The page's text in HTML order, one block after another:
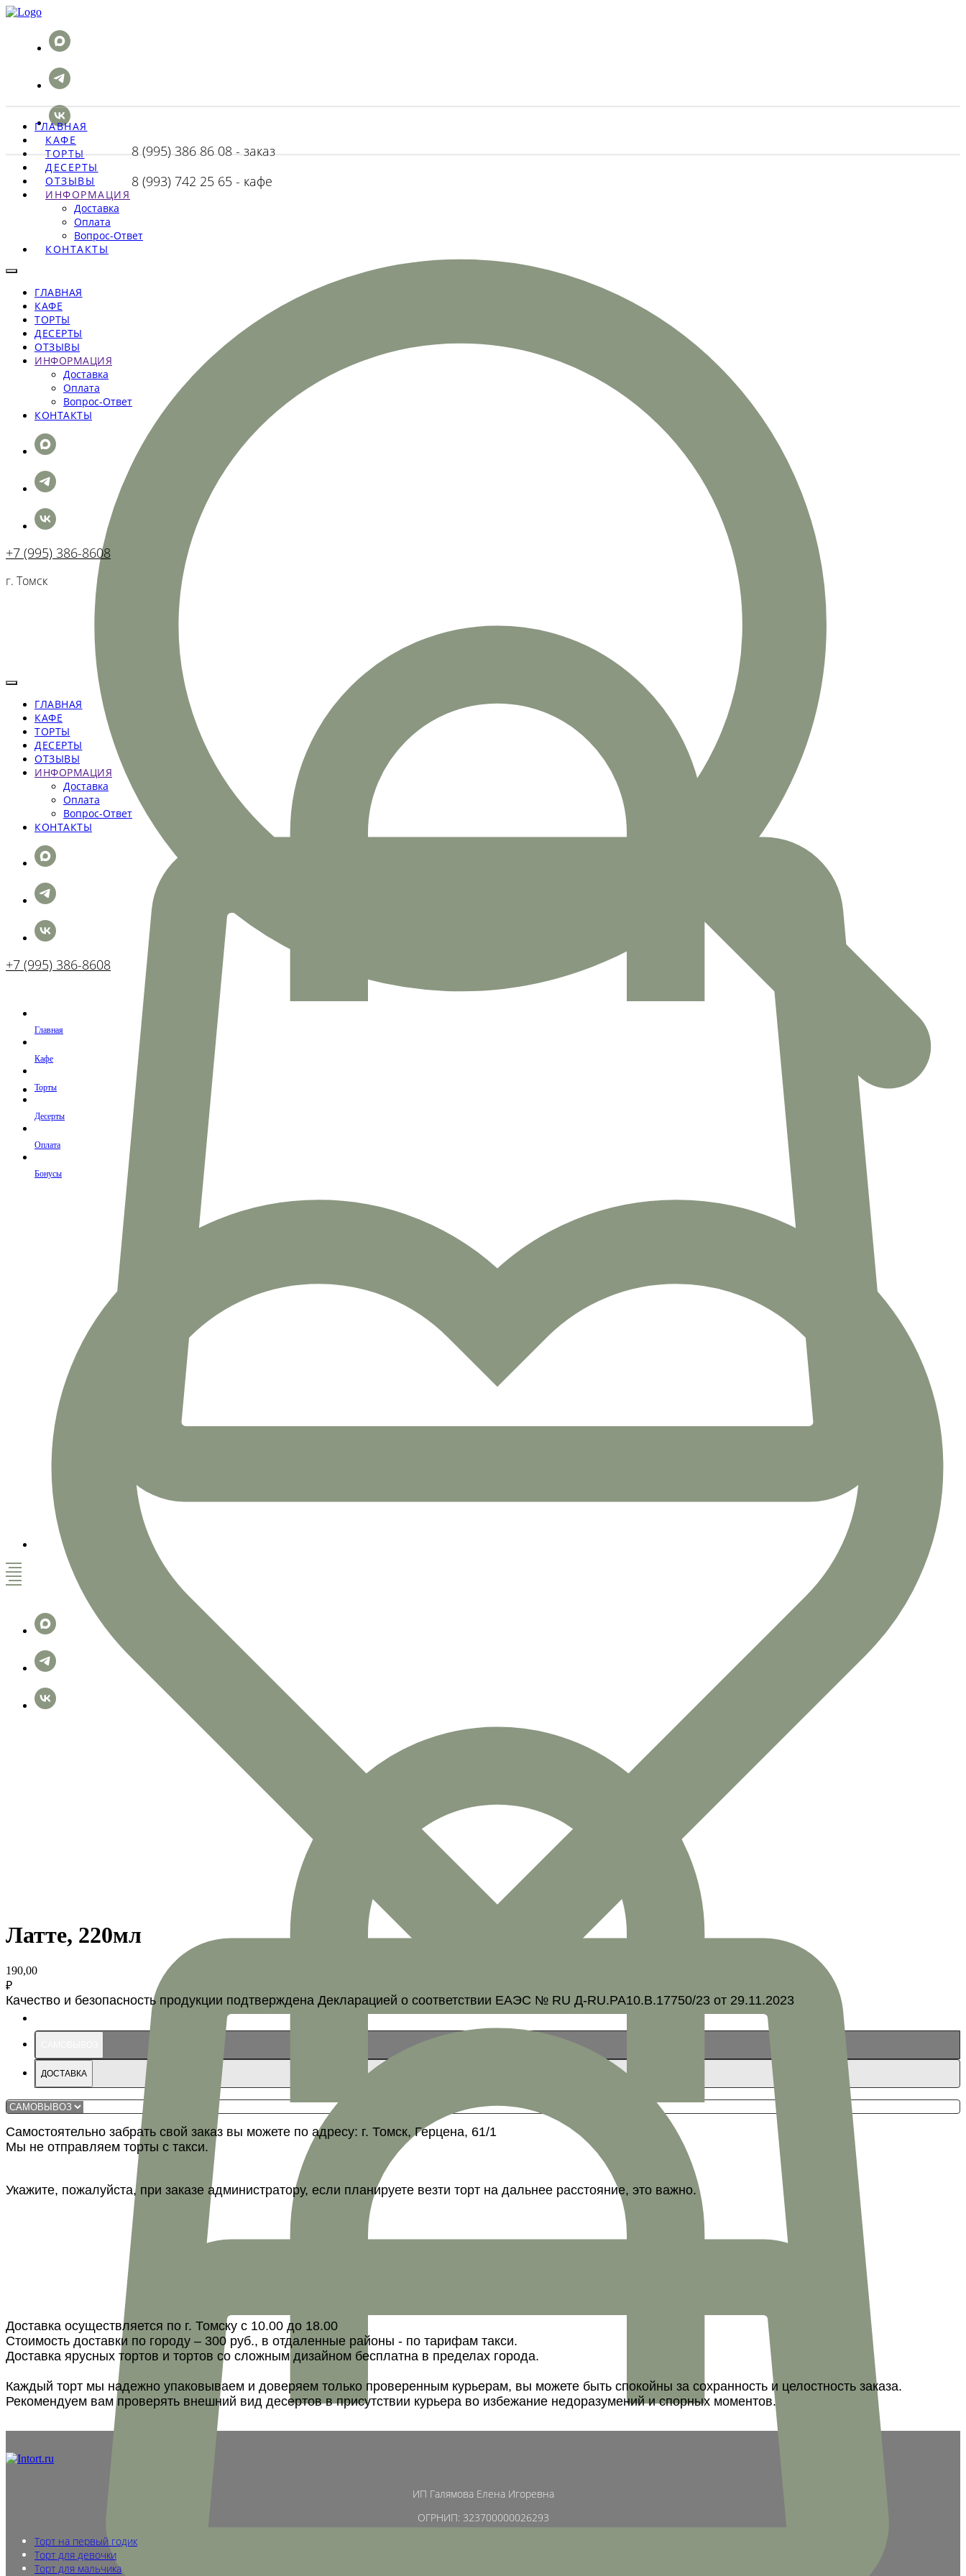
8 (995) 386 86 08 - заказ
8 (993) 742 25 65 - кафе
ГЛАВНАЯ
КАФЕ
ТОРТЫ
ДЕСЕРТЫ
ОТЗЫВЫ
ИНФОРМАЦИЯ
Доставка
Оплата
Вопрос-Ответ
КОНТАКТЫ
ГЛАВНАЯ
КАФЕ
ТОРТЫ
ДЕСЕРТЫ
ОТЗЫВЫ
ИНФОРМАЦИЯ
Доставка
Оплата
Вопрос-Ответ
КОНТАКТЫ
+7 (995) 386-8608
г. Томск
ГЛАВНАЯ
КАФЕ
ТОРТЫ
ДЕСЕРТЫ
ОТЗЫВЫ
ИНФОРМАЦИЯ
Доставка
Оплата
Вопрос-Ответ
КОНТАКТЫ
+7 (995) 386-8608
Главная
Кафе
Торты
Десерты
Оплата
Бонусы
Латте, 220мл
190,00
₽
Качество и безопасность продукции подтверждена Декларацией о соответствии ЕАЭС № RU Д-RU.PA10.B.17750/23 от 29.11.2023
ДОСТАВКА
Самостоятельно забрать свой заказ вы можете по адресу: г. Томск, Герцена, 61/1
Мы не отправляем торты с такси.
Укажите, пожалуйста, при заказе администратору, если планируете везти торт на дальнее расстояние, это важно.
Доставка осуществляется по г. Томску с 10.00 до 18.00
Стоимость доставки по городу – 300 руб., в отдаленные районы - по тарифам такси.
Доставка ярусных тортов и тортов со сложным дизайном бесплатна в пределах города.
Каждый торт мы надежно упаковываем и доверяем только проверенным курьерам, вы можете быть спокойны за сохранность и целостность заказа.
Рекомендуем вам проверять внешний вид десертов в присутствии курьера во избежание недоразумений и спорных моментов.
ИП Галямова Елена Игоревна
ОГРНИП: 323700000026293
Торт на первый годик
Торт для девочки
Торт для мальчика